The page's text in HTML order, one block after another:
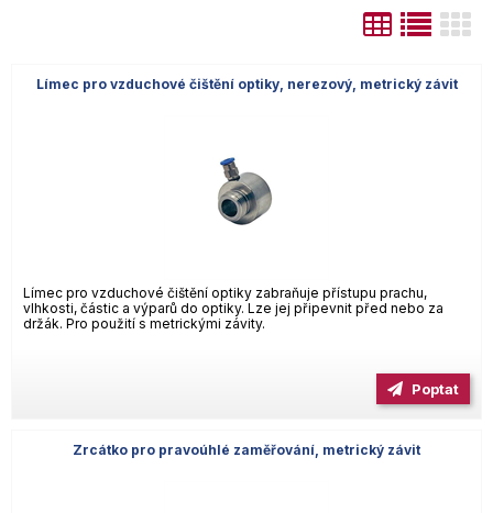
Límec pro vzduchové čištění optiky, nerezový, metrický závit
Límec pro vzduchové čištění optiky zabraňuje přístupu prachu,
vlhkosti, částic a výparů do optiky. Lze jej připevnit před nebo za
držák. Pro použití s metrickými závity.
Poptat
Zrcátko pro pravoúhlé zaměřování, metrický závit